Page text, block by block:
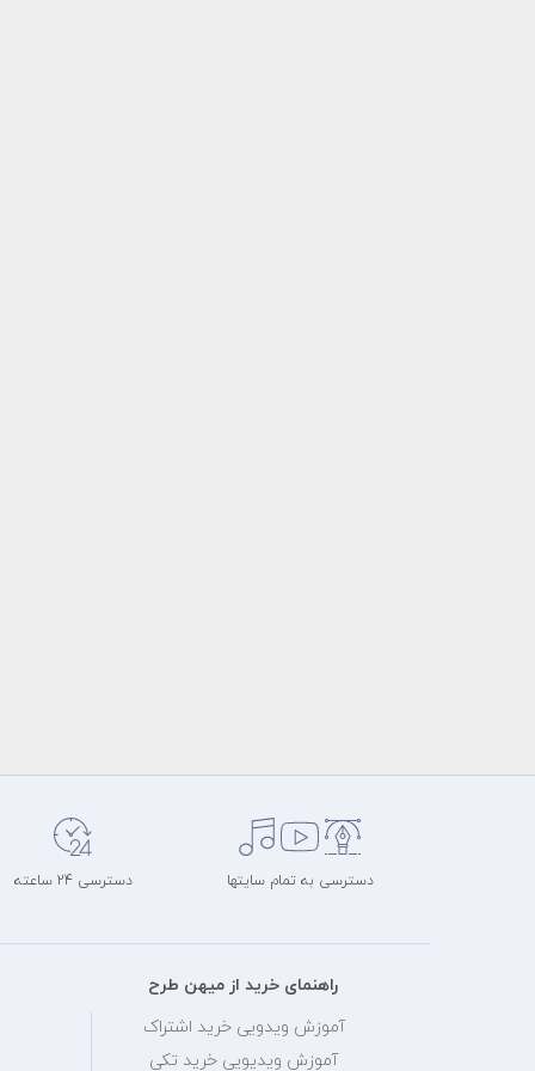
دسترسی به تمام سایتها دسترسی 24 ساعته
راهنمای خرید از میهن طرح
آموزش ویدویی خرید اشتراک
آموزش ویدیویی خرید تکی